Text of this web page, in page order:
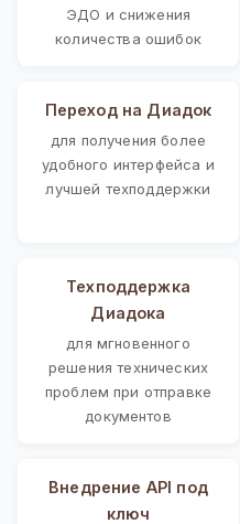
ЭДО и снижения
количества ошибок
Переход на Диадок
для получения более
удобного интерфейса и
лучшей техподдержки
Техподдержка
Диадока
для мгновенного
решения технических
проблем при отправке
документов
Внедрение API под
ключ